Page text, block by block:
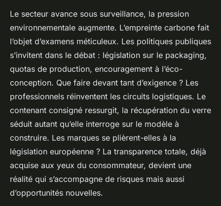
Le secteur avance sous surveillance, la pression
environnementale augmente. L’empreinte carbone fait
l’objet d’examens méticuleux. Les politiques publiques
s’invitent dans le débat : législation sur le packaging,
quotas de production, encouragement à l’éco-
conception. Que faire devant tant d’exigence ? Les
professionnels réinventent les circuits logistiques. Le
contenant consigné ressurgit, la récupération du verre
séduit autant qu’elle interroge sur le modèle à
construire. Les marques se plièrent-elles à la
législation européenne ? La transparence totale, déjà
acquise aux yeux du consommateur, devient une
réalité qui s’accompagne de risques mais aussi
d’opportunités nouvelles.